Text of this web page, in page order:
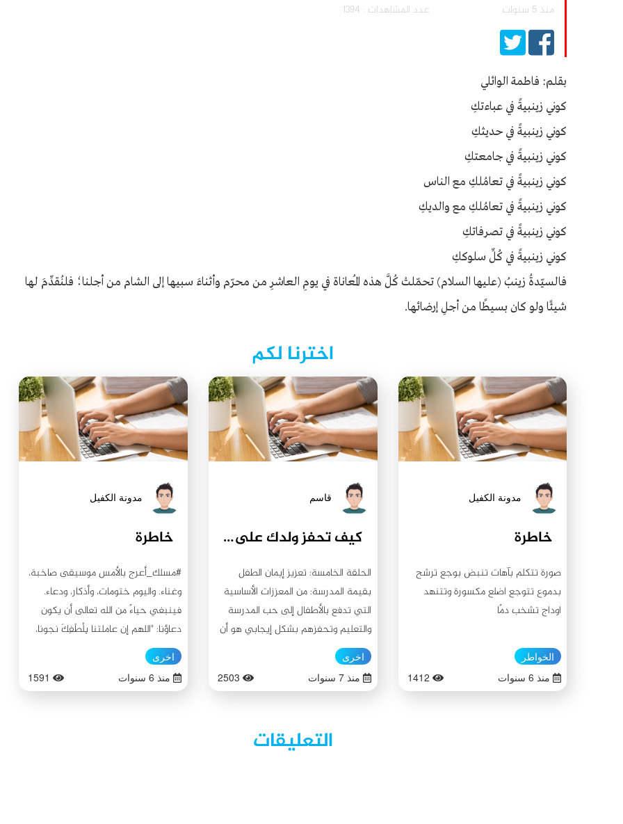
منذ 5 سنوات عدد المشاهدات : 1394
بقلم: فاطمة الوائلي
كوني زينبيةً في عباءتكِ
كوني زينبيةً في حديثكِ
كوني زينبيةً في جامعتكِ
كوني زينبيةً في تعامُلكِ مع الناس
كوني زينبيةً في تعامُلكِ مع والديكِ
كوني زينبيةً في تصرفاتكِ
كوني زينبيةً في كُلِّ سلوككِ
فالسيّدةُ زينبُ (عليها السلام) تحمّلتْ كُلَّ هذه المُعاناة في يومِ العاشرِ من محرّم وأثناءَ سبيها إلى الشام من أجلنا؛ فلنُقدِّمَ لها
شيئًا ولو كان بسيطًا من أجلِ إرضائها.
اخترنا لكم
مدونة الكفيل
خاطرة
صورة تتكلم بآهات تنبض بوجع ترشح
بدموع تتوجع اضلع مكسورة وتتنهد
اوداج تشخب دمًا
الخواطر
منذ 6 سنوات
1412
قاسم
كيف تحفز ولدك على الدراسة؟
الحلقة الخامسة: تعزيز إيمان الطفل
بقيمة المدرسة: من المعززات الأساسية
التي تدفع بالأطفال إلى حب المدرسة
والتعليم وتحفزهم بشكل إيجابي هو أن
يقوم الأهل والتربويون بتعريف المدرسة
وأهميتها والهدف منها، ليتم تعزيز إيمان
الطفل بالمدرسة بأسلوب يدفع بالأطفال
المدرسة، فما يتبادر في اذهان الأطفال
اخرى
منذ 7 سنوات
2503
مدونة الكفيل
خاطرة
#مسلك_أعرج بالأمس موسيقى صاخبة،
وغناء. واليوم ختومات، وأذكار، ودعاء.
فينبغي حياءً من الله تعالى أن يكون
دعاؤنا: "اللهم إن عاملتنا بِلُطْفِكَ نجونا،
وإن عاملتنا بِعَدْلِكَ هلكنا".
اخرى
منذ 6 سنوات
1591
التعليقات